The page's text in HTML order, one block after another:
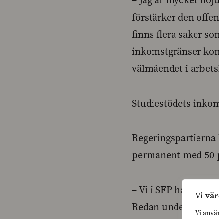
Vi
Vi
förstärker den
finns flera saker
inkomstgränser
välmåendet i
Studiestödets
permanent med 50
– Vi i SFP har
Redan under vår